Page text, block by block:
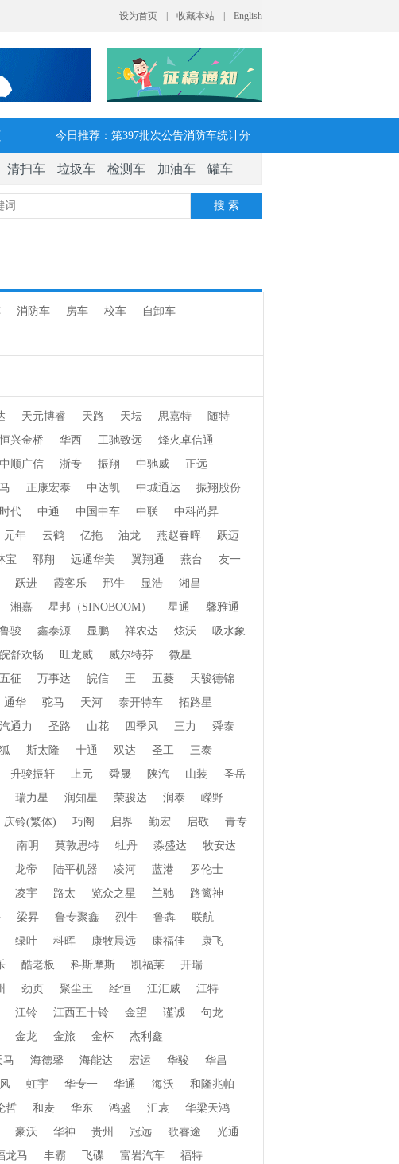
今日推荐：第397批次公告消防车统计分
析：公示企业达21家11种车型，水罐、器
今日推荐：今年危险货物港口作业安全生
清扫车 垃圾车 检测车 加油车 罐车
搜 索
消防车 房车 校车
自卸车
天元博睿 天路 天坛 思嘉特
随特
恒兴金桥 华西 工驰致远
烽火卓信通
中顺广信 浙专 振翔 中驰威
正远
正康宏泰 中达凯 中城通达
振翔股份
代 中通 中国中车 中联
中科尚昇
元年 云鹤 亿拖 油龙 燕赵春晖
跃迈
宝 郓翔 远通华美 翼翔通 燕台
友一
跃进 霞客乐 邢牛 显浩
湘昌
湘嘉 星邦（SINOBOOM） 星通
馨雅通
骏 鑫泰源 显鹏 祥农达 炫沃
吸水象
皖舒欢畅 旺龙威 威尔特芬
微星
五征 万事达 皖信 王 五菱
天骏德锦
通华 驼马 天河 泰开特车
拓路星
通力 圣路 山花 四季风 三力
舜泰
斯太隆 十通 双达 圣工
三泰
升骏振轩 上元 舜晟 陕汽 山装
圣岳
瑞力星 润知星 荣骏达 润泰
嶸野
庆铃(繁体) 巧阁 启界 勤宏 启敬
青专
南明 莫敦思特 牡丹 淼盛达
牧安达
龙帝 陆平机器 凌河 蓝港
罗伦士
凌宇 路太 览众之星 兰驰
路篱神
梁昇 鲁专聚鑫 烈牛 鲁犇
联航
绿叶 科晖 康牧晨远 康福佳
康飞
酷老板 科斯摩斯 凯福莱
开瑞
劲页 聚尘王 经恒 江汇威
江特
江铃 江西五十铃 金望 谨诚
句龙
金龙 金旅 金杯
杰利鑫
马 海德馨 海能达 宏运 华骏
华昌
虹宇 华专一 华通 海沃
和隆兆帕
哲 和麦 华东 鸿盛 汇袁
华梁天鸿
豪沃 华神 贵州 冠远 歌睿途
光通
龙马 丰霸 飞碟 富岩汽车
福特